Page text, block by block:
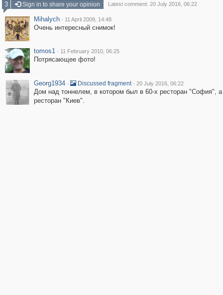
3
Sign in to share your opinion Latest comment: 20 July 2016, 06:22
Mihalych · 11 April 2009, 14:48
Очень интересный снимок!
tomos1 · 11 February 2010, 06:25
Потрясающее фото!
Georg1934 · Discussed fragment · 20 July 2016, 06:22
Дом над тоннелем, в котором был в 60-х ресторан "София", а
ресторан "Киев".